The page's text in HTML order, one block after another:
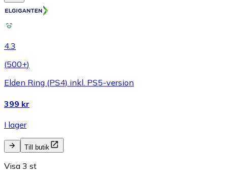
4.3
(500+)
Elden Ring (PS4) inkl. PS5-version
399 kr
I lager
Till butik
Visa 3 st